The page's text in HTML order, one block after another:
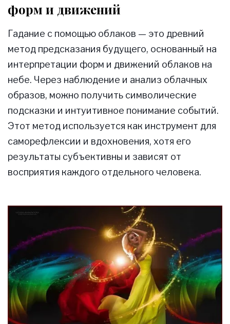
форм и движений
Гадание с помощью облаков — это древний
метод предсказания будущего, основанный на
интерпретации форм и движений облаков на
небе. Через наблюдение и анализ облачных
образов, можно получить символические
подсказки и интуитивное понимание событий.
Этот метод используется как инструмент для
саморефлексии и вдохновения, хотя его
результаты субъективны и зависят от
восприятия каждого отдельного человека.